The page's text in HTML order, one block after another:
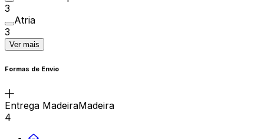
3
Atria
3
Ver mais
Formas de Envio
Entrega MadeiraMadeira
4